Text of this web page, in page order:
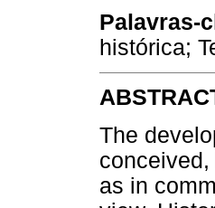
Palavras-
histórica;
The
as in